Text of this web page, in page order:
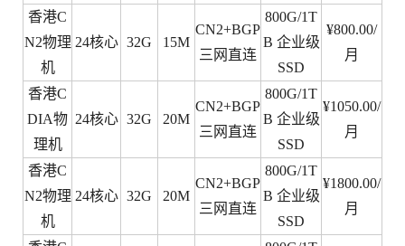
香港C
N2物理
机
24核心 32G 15M
CN2+BGP
三网直连
800G/1T
B 企业级
SSD
¥800.00/
月
香港C
DIA物
理机
24核心 32G 20M
CN2+BGP
三网直连
800G/1T
B 企业级
SSD
¥1050.00/
月
香港C
N2物理
机
24核心 32G 20M
CN2+BGP
三网直连
800G/1T
B 企业级
SSD
¥1800.00/
月